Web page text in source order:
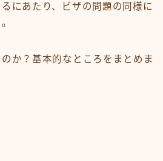
にあたり、ビザの問題の同様に
か？基本的なところをまとめま